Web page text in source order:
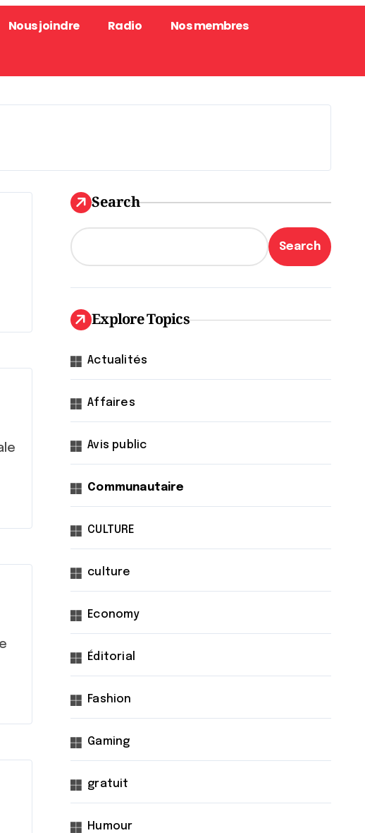
Nous joindre Radio
Nos membres
Search
Search
Explore Topics
Actualités
Affaires
Avis public
Communautaire
CULTURE
culture
Economy
Éditorial
Fashion
Gaming
gratuit
Humour